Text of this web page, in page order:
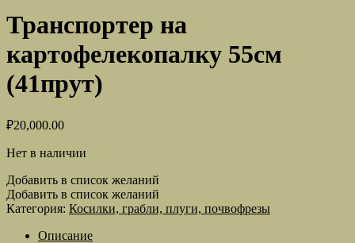
Транспортер на
картофелекопалку 55см
(41прут)
₽20,000.00
Нет в наличии
Добавить в список желаний
Добавить в список желаний
Категория: Косилки, грабли, плуги, почвофрезы
Описание